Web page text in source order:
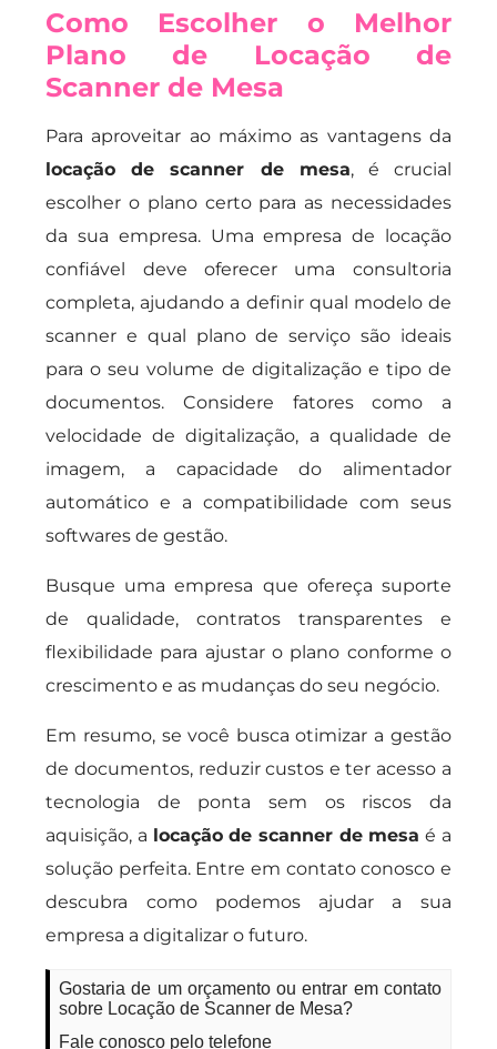
Como Escolher o Melhor
Plano de Locação de
Scanner de Mesa
Para aproveitar ao máximo as vantagens da
locação de scanner de mesa, é crucial
escolher o plano certo para as necessidades
da sua empresa. Uma empresa de locação
confiável deve oferecer uma consultoria
completa, ajudando a definir qual modelo de
scanner e qual plano de serviço são ideais
para o seu volume de digitalização e tipo de
documentos. Considere fatores como a
velocidade de digitalização, a qualidade de
imagem, a capacidade do alimentador
automático e a compatibilidade com seus
softwares de gestão.
Busque uma empresa que ofereça suporte
de qualidade, contratos transparentes e
flexibilidade para ajustar o plano conforme o
crescimento e as mudanças do seu negócio.
Em resumo, se você busca otimizar a gestão
de documentos, reduzir custos e ter acesso a
tecnologia de ponta sem os riscos da
aquisição, a locação de scanner de mesa é a
solução perfeita. Entre em contato conosco e
descubra como podemos ajudar a sua
empresa a digitalizar o futuro.
Gostaria de um orçamento ou entrar em contato
sobre Locação de Scanner de Mesa?
Fale conosco pelo telefone